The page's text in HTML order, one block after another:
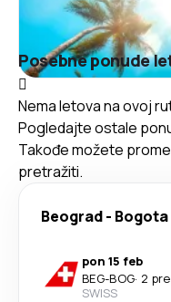
Posebne ponude
Nema letova na ovoj
Pogledajte ostale
Takođe možete
pretražiti.
Beograd- Bogota
pon 15 feb
BEG-BOG· 2
SWISS